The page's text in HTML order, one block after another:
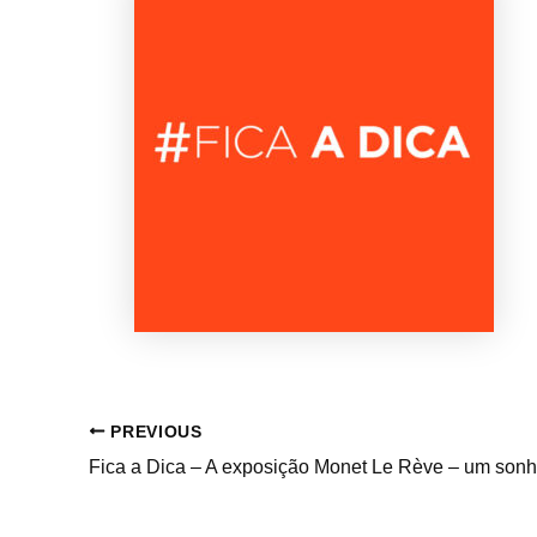
PREVIOUS